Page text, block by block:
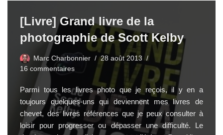
[Livre] Grand livre de la
photographie de Scott Kelby
Marc Charbonnier
28 août 2013
16 commentaires
Parmi tous les livres photo que je reçois, il y en a
toujours quelques-uns qui deviennent mes livres de
chevet, des livres références que je peux consulter à
loisir pour progresser ou dépasser une difficulté. Le